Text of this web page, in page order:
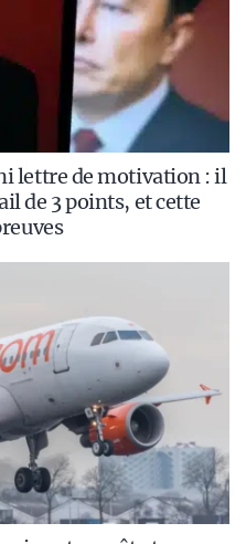
lettre de motivation : il
de 3 points, et cette